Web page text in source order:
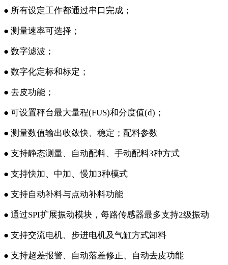
● 所有设定工作都通过串口完成；
● 测量速率可选择；
● 数字滤波；
● 数字化定标和标定；
● 去皮功能；
● 可设置秤台最大量程(FUS)和分度值(d)；
● 测量数值输出收敛快、稳定；配料参数
● 支持静态测量、自动配料、手动配料3种方式
● 支持快加、中加、慢加3种模式
● 支持自动补料与点动补料功能
● 通过SPI扩展振动模块，每路传感器最多支持2级振动
● 支持交流电机、步进电机及气缸方式卸料
● 支持超差报警、自动落差修正、自动去皮功能